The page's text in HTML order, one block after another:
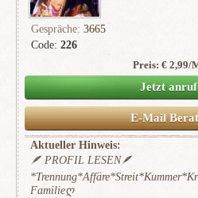
Code: 226
Gespräche: 3665
(475)
Preis: € 2,99/
Jetzt
E-Mail
Aktueller Hinweis:
🪶 PROFIL LESEN🪶
Familieღ